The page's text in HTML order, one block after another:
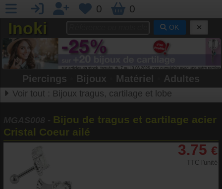
0 0
Inoki OK
Piercings Bijoux Matériel Adultes
Voir tout : Bijoux tragus, cartilage et lobe
Bijou de tragus et cartilage acier
Cristal Coeur ailé
3.75 €
TTC l'unité